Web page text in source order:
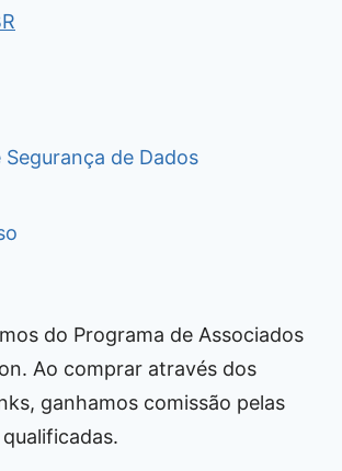
Segurança de Dados
do Programa de Associados
Ao comprar através dos
ganhamos comissão pelas